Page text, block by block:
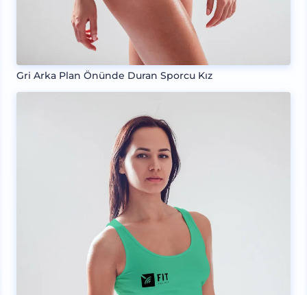
Gri Arka Plan Önünde Duran Sporcu Kız